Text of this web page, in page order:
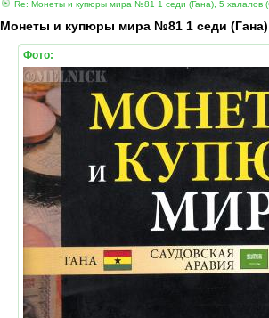
Re: Монеты и купюры мира №81 1 седи (Гана), 5 халалов
Монеты и купюры мира №81 1 седи
Фото: